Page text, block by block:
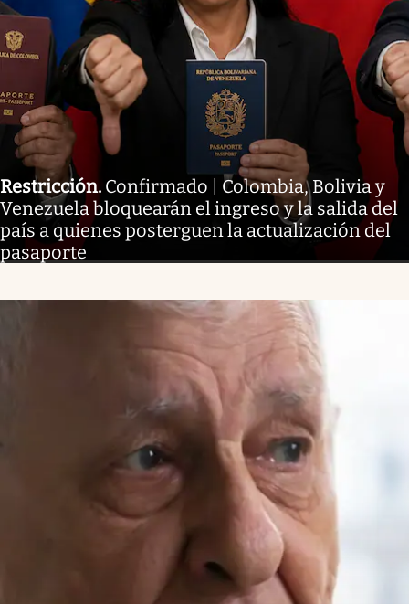
Restricción. Confirmado | Colombia, Bolivia y
Venezuela bloquearán el ingreso y la salida del
país a quienes posterguen la actualización del
pasaporte